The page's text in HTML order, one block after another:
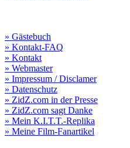
» Gästebuch
» Kontakt-FAQ
» Kontakt
» Webmaster
» Impressum / Disclamer
» Datenschutz
» ZidZ.com in der Presse
» ZidZ.com sagt Danke
» Mein K.I.T.T.-Replika
» Meine Film-Fanartikel